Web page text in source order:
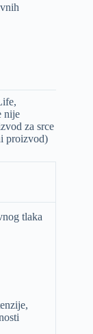
nije
za srce
proizvod)
tlaka